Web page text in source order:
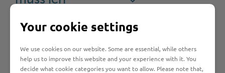
Rechtsgrundlage
Your cookie settings
We use cookies on our website. Some are essential, while others
help us to improve this website and your experience with it. You
decide what cookie categories you want to allow. Please note that,